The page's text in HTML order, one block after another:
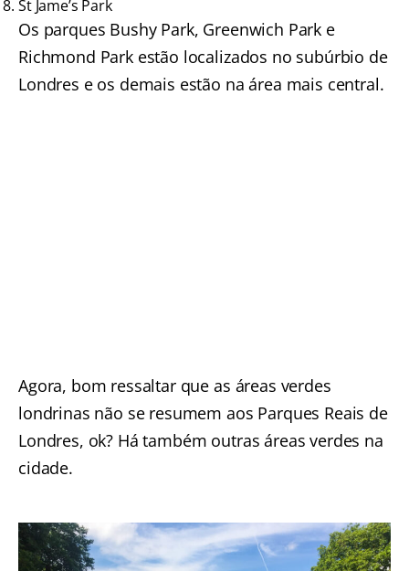
St Jame’s Park
Os parques Bushy Park, Greenwich Park e
Richmond Park estão localizados no subúrbio de
Londres e os demais estão na área mais central.
Agora, bom ressaltar que as áreas verdes
londrinas não se resumem aos Parques Reais de
Londres, ok? Há também outras áreas verdes na
cidade.